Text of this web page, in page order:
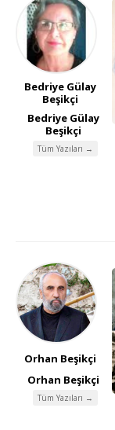
Bedriye Gülay
Beşikçi
Bedriye Gülay
Beşikçi
Tüm Yazıları →
Orhan Beşikçi
Orhan Beşikçi
Tüm Yazıları →